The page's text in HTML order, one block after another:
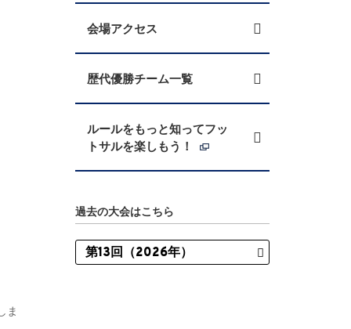
ま
会場アクセス
歴代優勝チーム一覧
ルールをもっと知ってフッ
トサルを楽しもう！
過去の大会はこちら